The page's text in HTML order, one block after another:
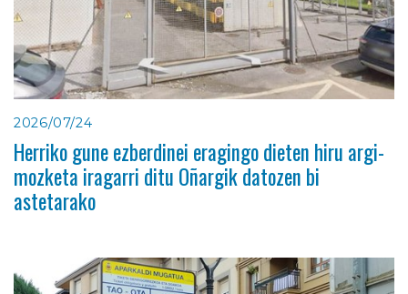
2026/07/24
Herriko gune ezberdinei eragingo dieten hiru argi-
mozketa iragarri ditu Oñargik datozen bi
astetarako